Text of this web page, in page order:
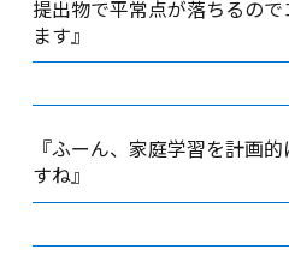
提出物で平常点が落ちるの
ます』
『ふーん、家庭学習を計画
すね』